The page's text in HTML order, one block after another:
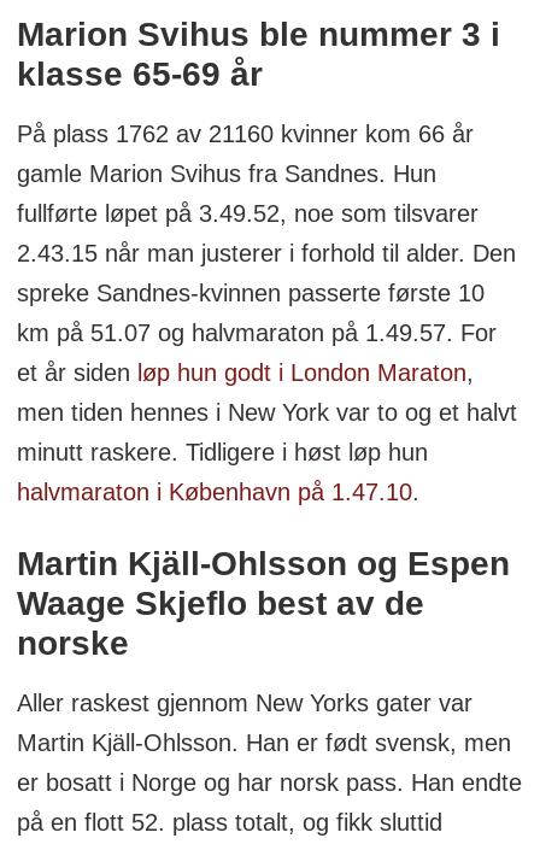
Marion Svihus ble nummer 3 i
klasse 65-69 år
På plass 1762 av 21160 kvinner kom 66 år
gamle Marion Svihus fra Sandnes. Hun
fullførte løpet på 3.49.52, noe som tilsvarer
2.43.15 når man justerer i forhold til alder. Den
spreke Sandnes-kvinnen passerte første 10
km på 51.07 og halvmaraton på 1.49.57. For
et år siden løp hun godt i London Maraton,
men tiden hennes i New York var to og et halvt
minutt raskere. Tidligere i høst løp hun
halvmaraton i København på 1.47.10.
Martin Kjäll-Ohlsson og Espen
Waage Skjeflo best av de
norske
Aller raskest gjennom New Yorks gater var
Martin Kjäll-Ohlsson. Han er født svensk, men
er bosatt i Norge og har norsk pass. Han endte
på en flott 52. plass totalt, og fikk sluttid